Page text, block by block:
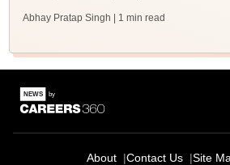
Abhay Pratap Singh | 1 min read
About Contact Us Site